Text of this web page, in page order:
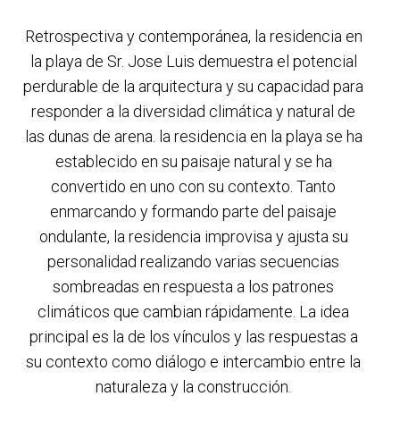
Retrospectiva y contemporánea, la residencia en
la playa de Sr. Jose Luis demuestra el potencial
perdurable de la arquitectura y su capacidad para
responder a la diversidad climática y natural de
las dunas de arena. la residencia en la playa se ha
establecido en su paisaje natural y se ha
convertido en uno con su contexto. Tanto
enmarcando y formando parte del paisaje
ondulante, la residencia improvisa y ajusta su
personalidad realizando varias secuencias
sombreadas en respuesta a los patrones
climáticos que cambian rápidamente. La idea
principal es la de los vínculos y las respuestas a
su contexto como diálogo e intercambio entre la
naturaleza y la construcción.